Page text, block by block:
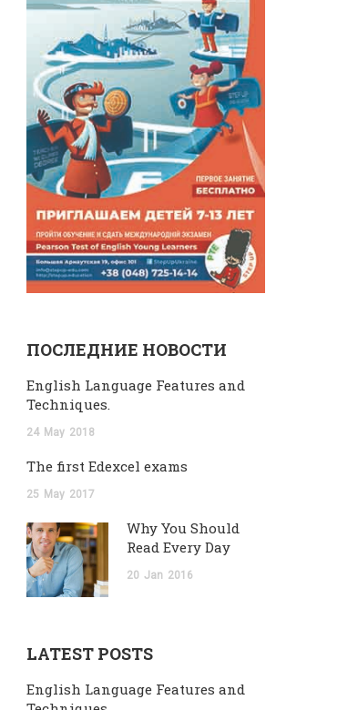
ПОСЛЕДНИЕ НОВОСТИ
English Language Features and
Techniques.
24 May 2018
The first Edexcel exams
25 May 2017
Why You Should
Read Every Day
20 Jan 2016
LATEST POSTS
English Language Features and